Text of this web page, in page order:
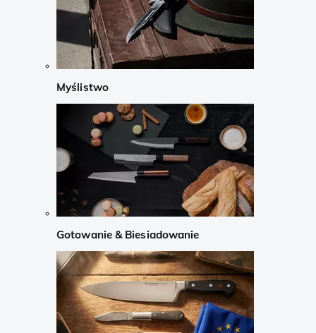
Myślistwo
Gotowanie & Biesiadowanie